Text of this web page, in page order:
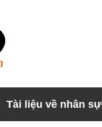
Tài liệu về nhân sự